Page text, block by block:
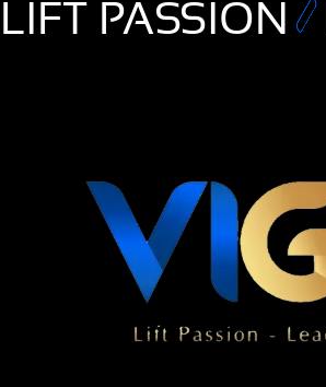
LIFT PASSION